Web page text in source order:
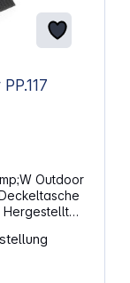
Netztasche für PP.117
Outdoor
Hergestellt
die
wie